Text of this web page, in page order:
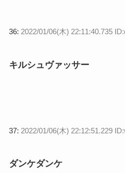
36: 2022/01/06(木) 22:11:40.735
キルシュヴァッサー
37: 2022/01/06(木) 22:12:51.229
ダンケダンケ